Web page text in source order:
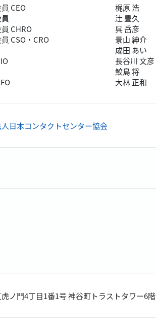
CEO
梶原 浩
辻󠄀 豊久
CHRO
呉 岳彦
CSO・CRO
景山 紳介
成田 あい
長谷川 文彦
鮫島 将
大林 正和
日本コンタクトセンター協会
ノ門4丁目1番1号 神谷町トラストタワー6階